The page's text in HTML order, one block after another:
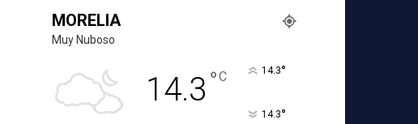
MORELIA
Muy Nuboso
14.3 °C 14.3°
14.3°